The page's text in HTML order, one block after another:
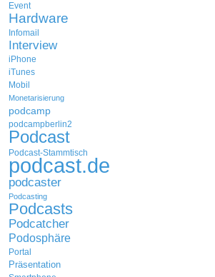
Event
Hardware
Infomail
Interview
iPhone
iTunes
Mobil
Monetarisierung
podcamp
podcampberlin2
Podcast
Podcast-Stammtisch
podcast.de
podcaster
Podcasting
Podcasts
Podcatcher
Podosphäre
Portal
Präsentation